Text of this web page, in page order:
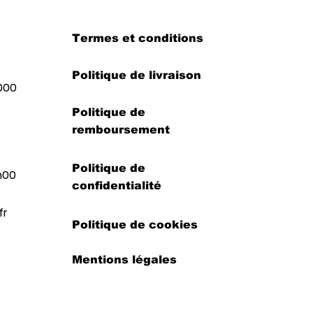
Termes et conditions
Politique de livraison
Politique de
remboursement
Politique de
confidentialité
Politique de cookies
Mentions légales